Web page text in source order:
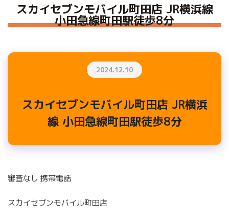
スカイセブンモバイル町田店 JR横浜線
小田急線町田駅徒歩8分
2024.12.10
スカイセブンモバイル町田店 JR横浜
線 小田急線町田駅徒歩8分
審査なし 携帯電話
スカイセブンモバイル町田店